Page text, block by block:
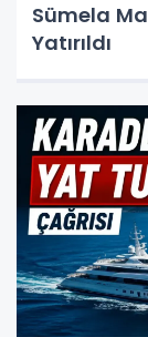
Sümela
Yatırıldı